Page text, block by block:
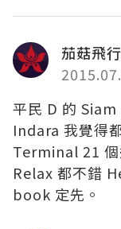
茄菇飛
平民 D 的
Indara 我覺得
Terminal 21
Relax 都不錯
book 定先。